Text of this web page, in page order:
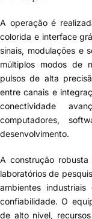
A operação é
colorida e interface
sinais, modulações e
múltiplos modos de
pulsos de alta
entre canais e
conectividade
computadores,
desenvolvimento.
A construção
laboratórios de
ambientes
confiabilidade. O
de alto nível,